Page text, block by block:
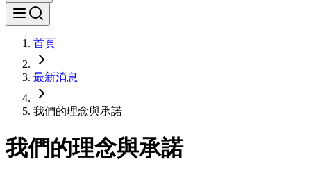
首頁
最新消息
我們的理念與承諾
我們的理念與承諾